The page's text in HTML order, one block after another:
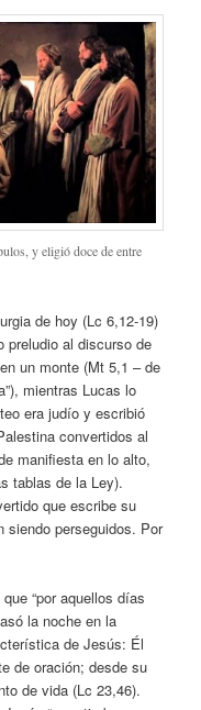
y eligió doce de entre
de hoy (Lc 6,12-19)
preludio al discurso de
un monte (Mt 5,1 – de
mientras Lucas lo
era judío y escribió
convertidos al
manifiesta en lo alto,
tablas de la Ley).
que escribe su
siendo perseguidos. Por
“por aquellos días
la noche en la
de Jesús: Él
de oración; desde su
de vida (Lc 23,46).